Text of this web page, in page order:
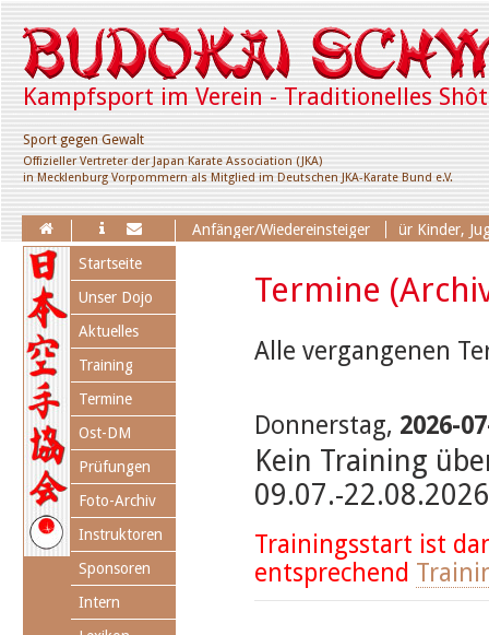
Kampfsport im Verein - Traditionelles
Sport gegen Gewalt
Offizieller Vertreter der Japan Karate Association (JKA)
in Mecklenburg Vorpommern als Mitglied im Deutschen JKA-Karate Bund e.V.
Anfänger/Wiedereinsteiger
Erweiterung des Trainingsangebotes für Kinder,
Termine
Alle vergangenen
Donnerstag, 2026-
Kein Training
09.07.-22.08.2026
Trainingsstart ist
entsprechend
Navigation
überspringen
Startseite
Unser Dojo
Aktuelles
Training
Termine
Ost-DM
Prüfungen
Foto-Archiv
Instruktoren
Sponsoren
Intern